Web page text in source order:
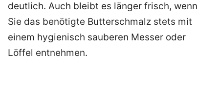
deutlich. Auch bleibt es länger frisch, wenn
Sie das benötigte Butterschmalz stets mit
einem hygienisch sauberen Messer oder
Löffel entnehmen.